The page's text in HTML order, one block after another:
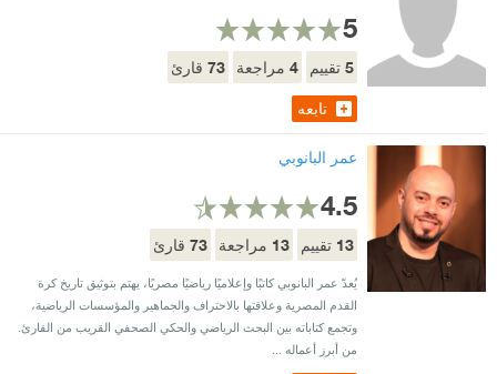
5
5تقييم 4مراجعة 73قارئ
تابعه
عمر البانوبي
4.5
13 تقييم 13 مراجعة 73قارئ
يُعدّ عمر البانوبي كاتبًا وإعلاميًا رياضيًا مصريًا، يهتم بتوثيق تاريخ كرة
القدم المصرية وعلاقتها بالاحتراف والجماهير والمؤسسات الرياضية،
وتجمع كتاباته بين البحث الرياضي والحكي الصحفي القريب من القارئ.
من أبرز أعماله ...